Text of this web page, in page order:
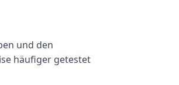
und den
häufiger getestet